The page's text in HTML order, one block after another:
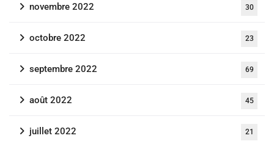
novembre 2022 30
octobre 2022 23
septembre 2022 69
août 2022 45
juillet 2022 21